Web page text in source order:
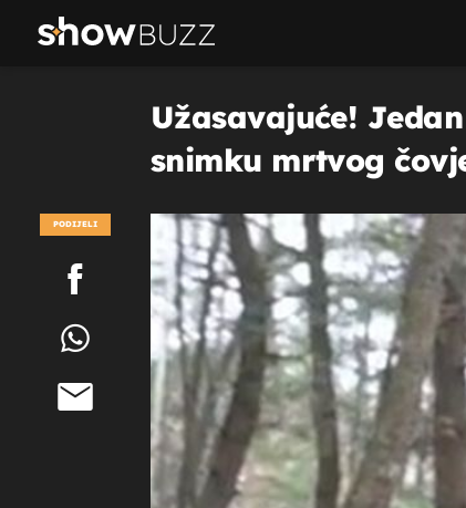
Užasavajuće!
snimku mrtvog
PODIJELI
POGLEDAJ